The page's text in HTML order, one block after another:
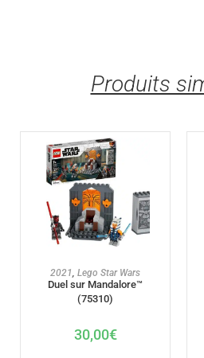
Produits
AJOUTER AU PANIER
2021, Lego Star Wars
Duel sur Mandalore™
(75310)
30,00€